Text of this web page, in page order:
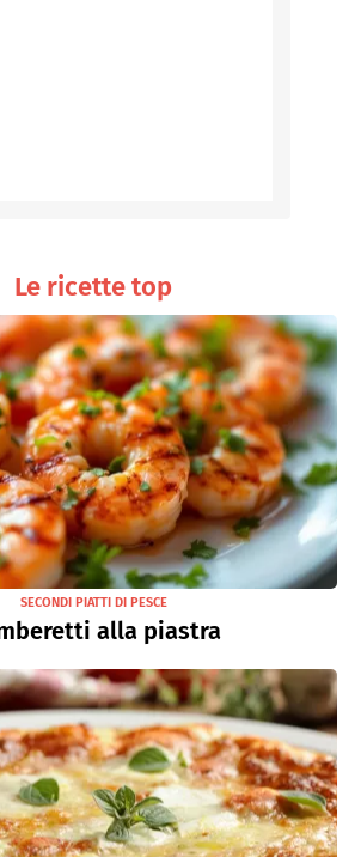
Le ricette top
SECONDI PIATTI DI PESCE
alla piastra